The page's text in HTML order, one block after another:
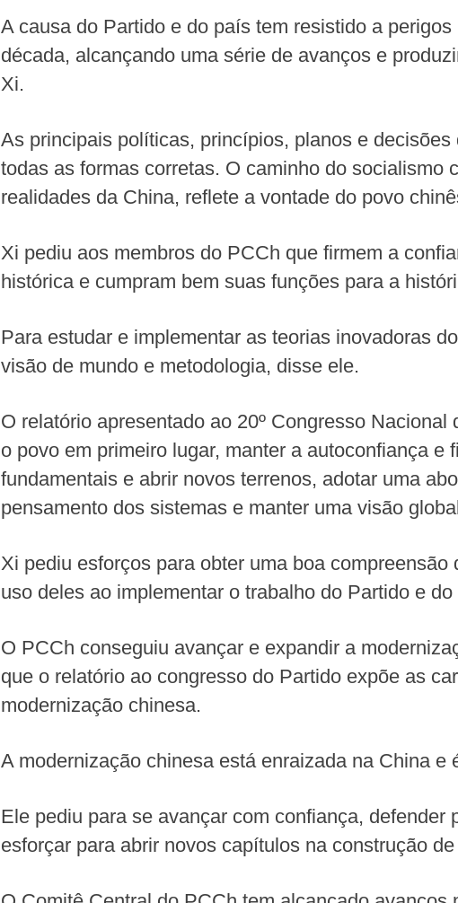
A causa do Partido e do país tem resistido a
década, alcançando uma série de avanços e
Xi.
As principais políticas, princípios, planos e
todas as formas corretas. O caminho do socialismo
realidades da China, reflete a vontade do povo
Xi pediu aos membros do PCCh que firmem a
histórica e cumpram bem suas funções para a
Para estudar e implementar as teorias inovadoras
visão de mundo e metodologia, disse ele.
O relatório apresentado ao 20º Congresso
o povo em primeiro lugar, manter a autoconfiança
fundamentais e abrir novos terrenos, adotar uma
pensamento dos sistemas e manter uma visão
Xi pediu esforços para obter uma boa
uso deles ao implementar o trabalho do Partido e
O PCCh conseguiu avançar e expandir a
que o relatório ao congresso do Partido expõe as
modernização chinesa.
A modernização chinesa está enraizada na China
Ele pediu para se avançar com confiança,
esforçar para abrir novos capítulos na construção